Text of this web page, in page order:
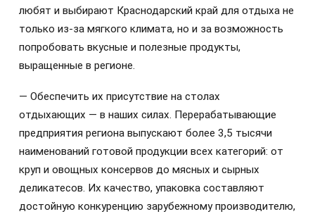
любят и выбирают Краснодарский край для отдыха не
только из-за мягкого климата, но и за возможность
попробовать вкусные и полезные продукты,
выращенные в регионе.
— Обеспечить их присутствие на столах
отдыхающих — в наших силах. Перерабатывающие
предприятия региона выпускают более 3,5 тысячи
наименований готовой продукции всех категорий: от
круп и овощных консервов до мясных и сырных
деликатесов. Их качество, упаковка составляют
достойную конкуренцию зарубежному производителю,